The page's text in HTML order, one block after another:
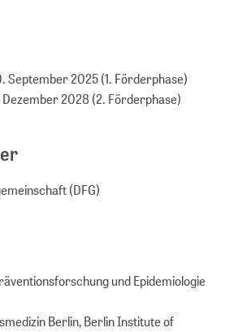
September 2025 (1. Förderphase)
Dezember 2028 (2. Förderphase)
(DFG)
und Epidemiologie
Berlin, Berlin Institute of